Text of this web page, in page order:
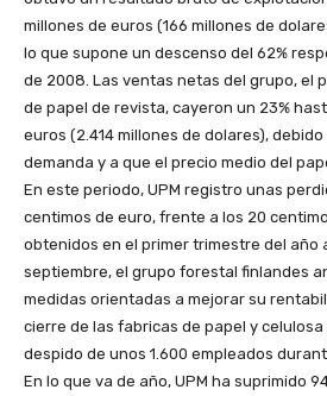
millones de euros (166 millones de
lo que supone un descenso del 62%
de 2008. Las ventas netas del grupo, el
de papel de revista, cayeron un 23%
euros (2.414 millones de dolares),
demanda y a que el precio medio del
En este periodo, UPM registro unas
centimos de euro, frente a los 20
obtenidos en el primer trimestre del año
septiembre, el grupo forestal finlandes
medidas orientadas a mejorar su
cierre de las fabricas de papel y
despido de unos 1.600 empleados
En lo que va de año, UPM ha suprimido